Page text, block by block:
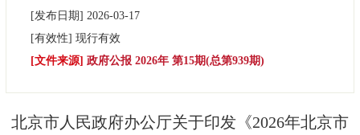
市领导
政策兑现 政策解读
决策公开 专题公开
[发布日期] 2026-03-17
[有效性] 现行有效
[文件来源] 政府公报 2026年 第15期(总第939期)
北京市人民政府办公厅关于印发《2026年北京市